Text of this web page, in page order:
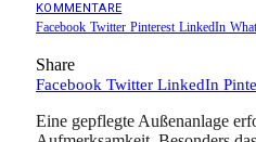
KOMMENTARE
Facebook Twitter Pinterest LinkedIn
Share
Facebook Twitter LinkedIn
Eine gepflegte Außenanlage